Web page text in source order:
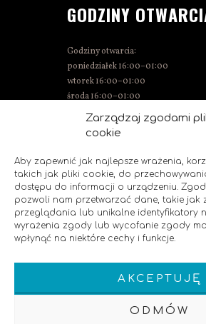
Zarządzaj zgodami
cookie
Aby zapewnić jak najlepsze wrażenia,
takich jak pliki cookie, do
dostępu do informacji o urządzeniu.
pozwoli nam przetwarzać dane, takie jak
przeglądania lub unikalne identyfikatory
wyrażenia zgody lub wycofanie zgody
wpłynąć na niektóre cechy i funkcje.
AKCEPTUJĘ
ODMÓW
GODZINY
Godziny otwarcia:
poniedziałek 16:00–01:00
wtorek 16:00–01:00
środa 16:00–01:00
czwartek 15:00–01:00
piątek 15:00–02:00
niedziela 14:00–00:00
SOCIAL MEDIA